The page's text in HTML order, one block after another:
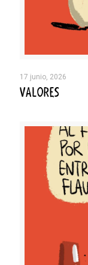
17 junio, 2026
VALORES